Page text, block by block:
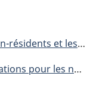
réputés du Canada
résidents réputés du Canada